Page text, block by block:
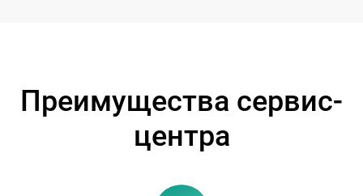
Преимущества сервис-
центра